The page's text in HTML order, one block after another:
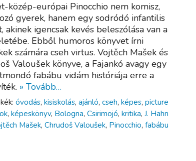
közép-európai Pinocchio nem komisz,
gyerek, hanem egy sodródó infantilis
akinek igencsak kevés beleszólása van a
Ebből humoros könyvet írni
számára cseh virtus. Vojtěch Mašek és
Valoušek könyve, a Fajankó avagy egy
fabábu vidám históriája erre a
» Tovább…
óvodás,kisiskolás,ajánló,cseh,képes,picture
,képeskönyv, Bologna,Csirimojó,kritika,J. Hahn
Mašek,Chrudoš Valoušek, Pinocchio,fabábu